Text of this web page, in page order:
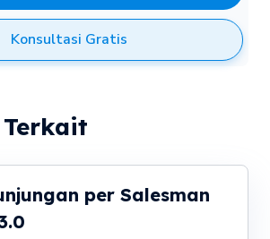
Konsultasi Gratis
per Salesman